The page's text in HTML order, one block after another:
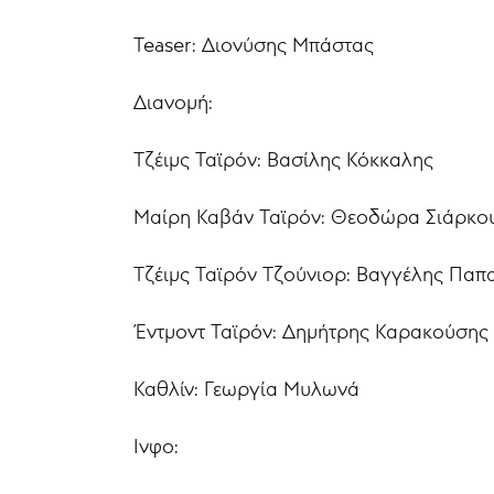
Teaser: Διονύσης Μπάστας
Διανομή:
Τζέιμς Ταϊρόν: Βασίλης Κόκκαλης
Μαίρη Καβάν Ταϊρόν: Θεοδώρα
Τζέιμς Ταϊρόν Τζούνιορ: Βαγγέλης
Έντμοντ Ταϊρόν: Δημήτρης Καρακούσης
Καθλίν: Γεωργία Μυλωνά
Ινφο: